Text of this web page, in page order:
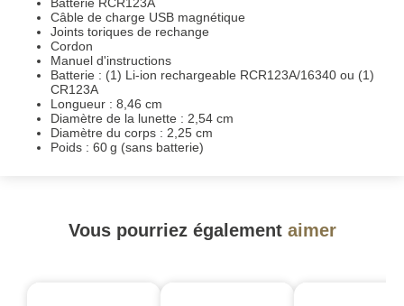
Câble de charge USB magnétique
Joints toriques de rechange
Cordon
Manuel d'instructions
Batterie : (1) Li-ion rechargeable RCR123A/16340 ou (1)
CR123A
Longueur : 8,46 cm
Diamètre de la lunette : 2,54 cm
Diamètre du corps : 2,25 cm
Poids : 60 g (sans batterie)
Vous pourriez également aimer